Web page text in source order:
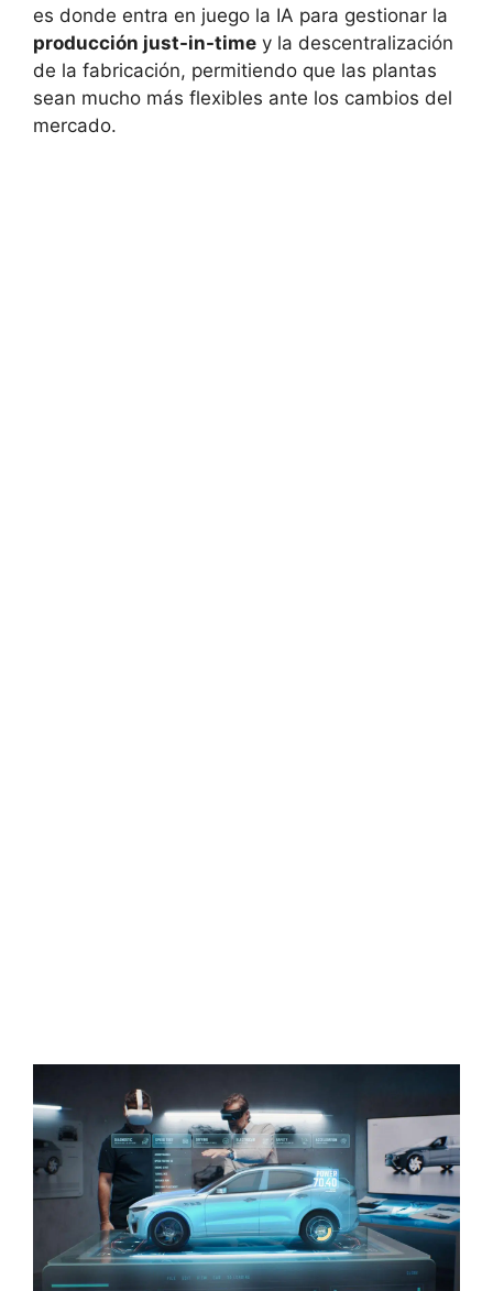
es donde entra en juego la IA para gestionar la
producción just-in-time y la descentralización
de la fabricación, permitiendo que las plantas
sean mucho más flexibles ante los cambios del
mercado.